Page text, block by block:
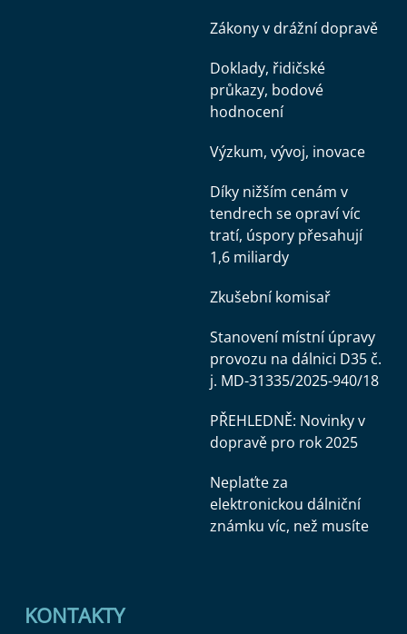
Zákony v drážní dopravě
Doklady, řidičské
průkazy, bodové
hodnocení
Výzkum, vývoj, inovace
Díky nižším cenám v
tendrech se opraví víc
tratí, úspory přesahují
1,6 miliardy
Zkušební komisař
Stanovení místní úpravy
provozu na dálnici D35 č.
j. MD-31335/2025-940/18
PŘEHLEDNĚ: Novinky v
dopravě pro rok 2025
Neplaťte za
elektronickou dálniční
známku víc, než musíte
KONTAKTY